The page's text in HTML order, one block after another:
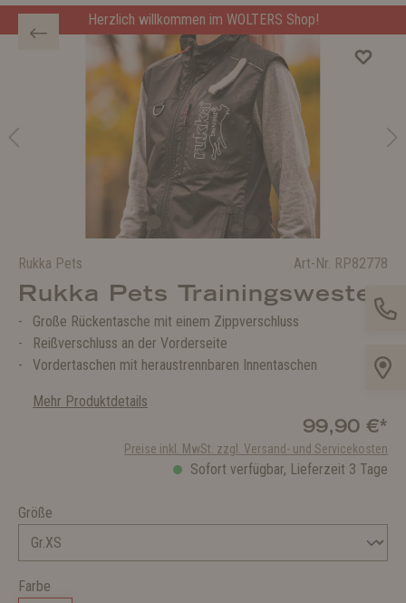
Herzlich willkommen im WOLTERS Shop!
Rukka Pets Art-Nr. RP82778
Rukka Pets Trainingsweste
Große Rückentasche mit einem Zippverschluss
Reißverschluss an der Vorderseite
Vordertaschen mit heraustrennbaren Innentaschen
Mehr Produktdetails
99,90 €*
Preise inkl. MwSt. zzgl. Versand- und Servicekosten
Sofort verfügbar, Lieferzeit 3 Tage
Größe
Farbe